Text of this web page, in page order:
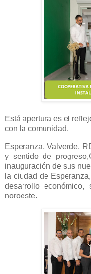
Está apertura es el
con la comunidad.
Esperanza, Valverde,
y sentido de
inauguración de sus
la ciudad de
desarrollo
noroeste.